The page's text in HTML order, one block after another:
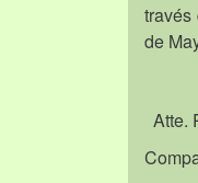
través
de
Atte.